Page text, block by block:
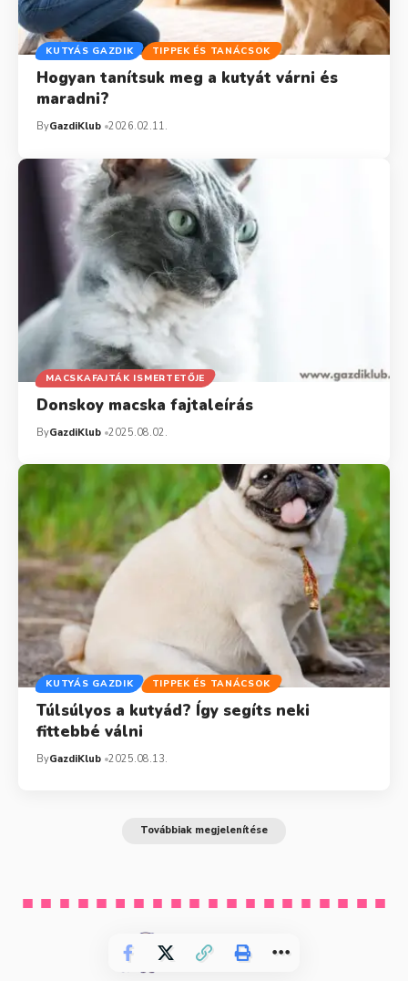
KUTYÁS GAZDIK TIPPEK ÉS TANÁCSOK
Hogyan tanítsuk meg a kutyát várni és
maradni?
ByGazdiKlub 2026.02.11.
MACSKAFAJTÁK ISMERTETŐJE
Donskoy macska fajtaleírás
ByGazdiKlub 2025.08.02.
KUTYÁS GAZDIK TIPPEK ÉS TANÁCSOK
Túlsúlyos a kutyád? Így segíts neki
fittebbé válni
ByGazdiKlub 2025.08.13.
Továbbiak megjelenítése